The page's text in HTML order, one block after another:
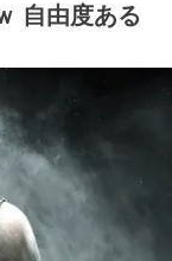
自由度ある